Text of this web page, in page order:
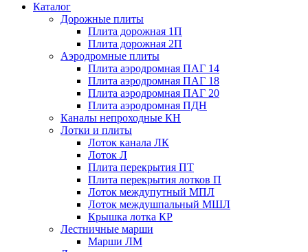
Каталог
Дорожные плиты
Плита дорожная 1П
Плита дорожная 2П
Аэродромные плиты
Плита аэродромная ПАГ 14
Плита аэродромная ПАГ 18
Плита аэродромная ПАГ 20
Плита аэродромная ПДН
Каналы непроходные КН
Лотки и плиты
Лоток канала ЛК
Лоток Л
Плита перекрытия ПТ
Плита перекрытия лотков П
Лоток междупутный МПЛ
Лоток междушпальный МШЛ
Крышка лотка КР
Лестничные марши
Марши ЛМ